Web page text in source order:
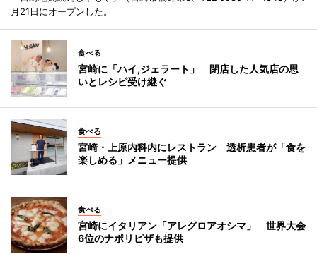
月21日にオープンした。
食べる
宮崎に「ハイ,ジェラート」 閉店した人気店の思
いとレシピ受け継ぐ
食べる
宮崎・上原内科内にレストラン 透析患者が「食を
楽しめる」メニュー提供
食べる
宮崎にイタリアン「アレグロアオシマ」 世界大会
6位のナポリピザも提供